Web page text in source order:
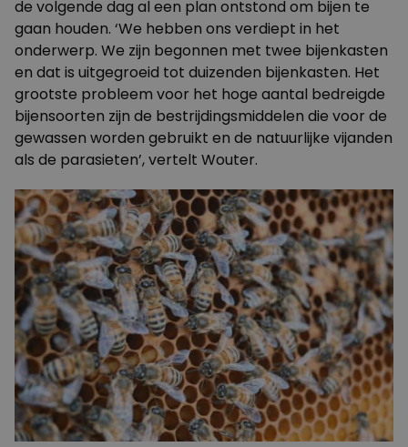
de volgende dag al een plan ontstond om bijen te
gaan houden. ‘We hebben ons verdiept in het
onderwerp. We zijn begonnen met twee bijenkasten
en dat is uitgegroeid tot duizenden bijenkasten. Het
grootste probleem voor het hoge aantal bedreigde
bijensoorten zijn de bestrijdingsmiddelen die voor de
gewassen worden gebruikt en de natuurlijke vijanden
als de parasieten’, vertelt Wouter.